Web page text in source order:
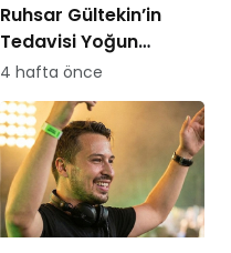
Ruhsar Gültekin’in
Tedavisi Yoğun
Bakımda Sürüyor
4 hafta önce